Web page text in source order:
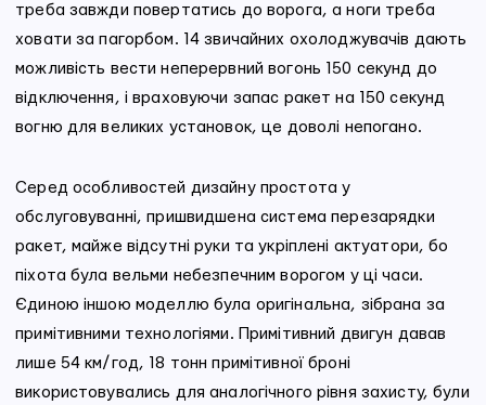
треба завжди повертатись до ворога, а ноги треба
ховати за пагорбом. 14 звичайних охолоджувачів дають
можливість вести неперервний вогонь 150 секунд до
відключення, і враховуючи запас ракет на 150 секунд
вогню для великих установок, це доволі непогано.
Серед особливостей дизайну простота у
обслуговуванні, пришвидшена система перезарядки
ракет, майже відсутні руки та укріплені актуатори, бо
піхота була вельми небезпечним ворогом у ці часи.
Єдиною іншою моделлю була оригінальна, зібрана за
примітивними технологіями. Примітивний двигун давав
лише 54 км/год, 18 тонн примітивної броні
використовувались для аналогічного рівня захисту, були